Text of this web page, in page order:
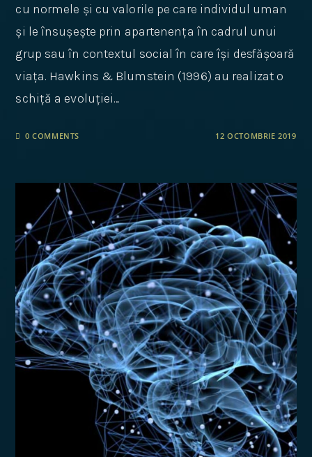
cu normele și cu valorile pe care individul uman
și le însușește prin apartenența în cadrul unui
grup sau în contextul social în care își desfășoară
viața. Hawkins & Blumstein (1996) au realizat o
schiță a evoluției…
0 COMMENTS 12 OCTOMBRIE 2019